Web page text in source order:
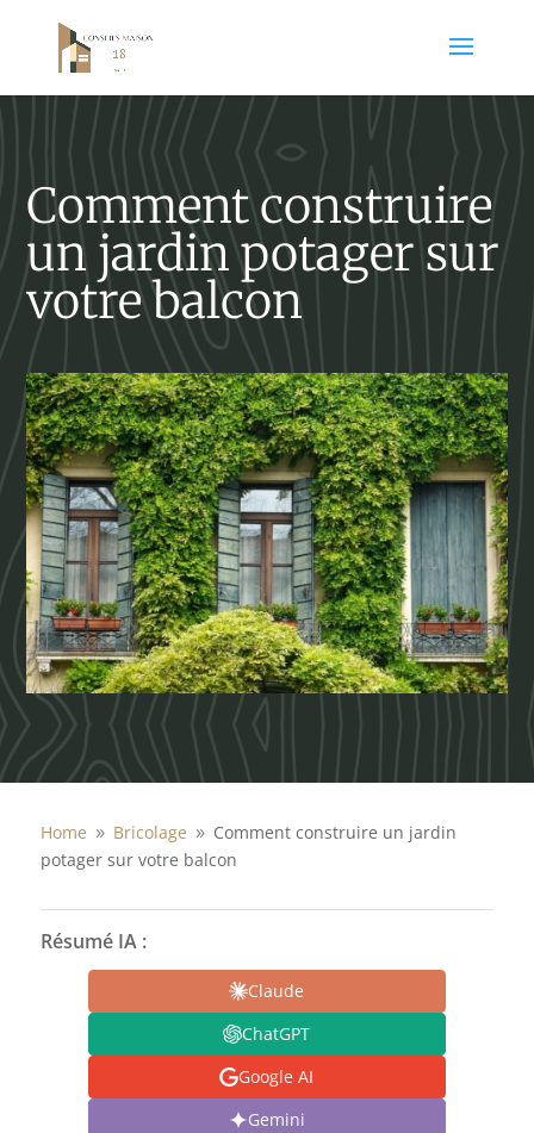
Comment construire
un jardin potager sur
votre balcon
Home 9 Bricolage 9 Comment construire un jardin
potager sur votre balcon
Résumé IA :
Claude
ChatGPT
Google AI
Gemini